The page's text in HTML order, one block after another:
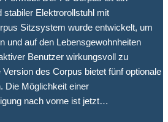
stabiler Elektrorollstuhl mit
Sitzsystem wurde entwickelt, um
und auf den Lebensgewohnheiten
Benutzer wirkungsvoll zu
des Corpus bietet fünf optionale
Die Möglichkeit einer
nach vorne ist jetzt…